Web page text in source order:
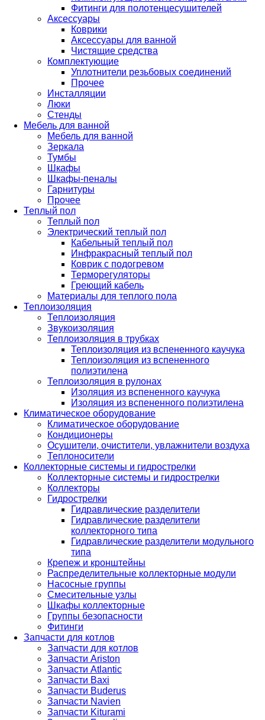
Фитинги для полотенцесушителей
Аксессуары
Коврики
Аксессуары для ванной
Чистящие средства
Комплектующие
Уплотнители резьбовых соединений
Прочее
Инсталляции
Люки
Стенды
Мебель для ванной
Мебель для ванной
Зеркала
Тумбы
Шкафы
Шкафы-пеналы
Гарнитуры
Прочее
Теплый пол
Теплый пол
Электрический теплый пол
Кабельный теплый пол
Инфракрасный теплый пол
Коврик с подогревом
Терморегуляторы
Греющий кабель
Материалы для теплого пола
Теплоизоляция
Теплоизоляция
Звукоизоляция
Теплоизоляция в трубках
Теплоизоляция из вспененного каучука
Теплоизоляция из вспененного
полиэтилена
Теплоизоляция в рулонах
Изоляция из вспененного каучука
Изоляция из вспененного полиэтилена
Климатическое оборудование
Климатическое оборудование
Кондиционеры
Осушители, очистители, увлажнители воздуха
Теплоносители
Коллекторные системы и гидрострелки
Коллекторные системы и гидрострелки
Коллекторы
Гидрострелки
Гидравлические разделители
Гидравлические разделители
коллекторного типа
Гидравлические разделители модульного
типа
Крепеж и кронштейны
Распределительные коллекторные модули
Насосные группы
Смесительные узлы
Шкафы коллекторные
Группы безопасности
Фитинги
Запчасти для котлов
Запчасти для котлов
Запчасти Ariston
Запчасти Atlantic
Запчасти Baxi
Запчасти Buderus
Запчасти Navien
Запчасти Kiturami